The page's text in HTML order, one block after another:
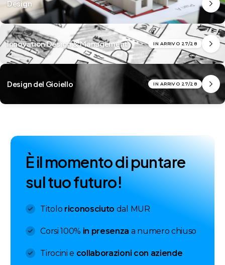
Design
Innovation Design & Management IN ARRIVO 27/28
Design del Gioiello IN ARRIVO 27/28
Èilmomentodipuntare
sultuofuturo!
Titolo riconosciuto dal MUR
Corsi 100% in presenza a numero chiuso
Tirocini e collaborazioni con aziende